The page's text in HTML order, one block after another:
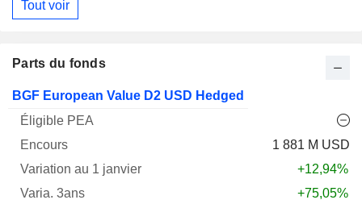
Tout voir
Parts du fonds
Nom PEA Encours
Varia.
BGF European Value D2 USD Hedged
1 881 M USD
+12,94%
+75,05%